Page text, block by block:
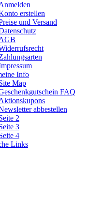
erstellen
und Versand
Info
Map
FAQ
abbestellen
2
3
4
Links